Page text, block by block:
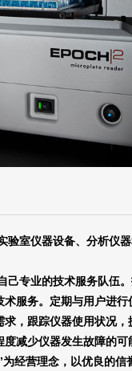
验室仪器设备、分析仪
专业的技术服务队伍
服务。定期与用户进
，跟踪仪器使用状况
减少仪器发生故障的可
为经营理念，以优良的